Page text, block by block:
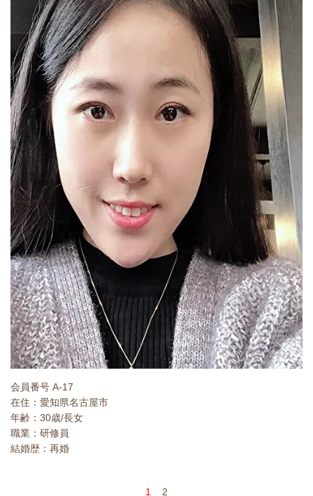
会員番号 A-17
在住：愛知県名古屋市
年齢：30歳/長女
職業：研修員
結婚歴：再婚
1 2